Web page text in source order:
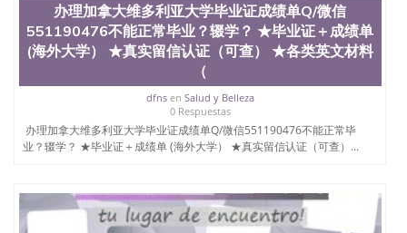
办理加拿大维多利亚大学毕业证成绩单Q/微信
551190476不能正常毕业？辍学？ ★毕业证＋成绩单
(海外大学） ★真实留信认证（可查） ★各类英文材料
（
dfnsen Salud y Belleza
0 Respuestas
办理加拿大维多利亚大学毕业证成绩单Q/微信551190476不能正常毕
业？辍学？ ★毕业证＋成绩单 (海外大学） ★真实留信认证（可查）...